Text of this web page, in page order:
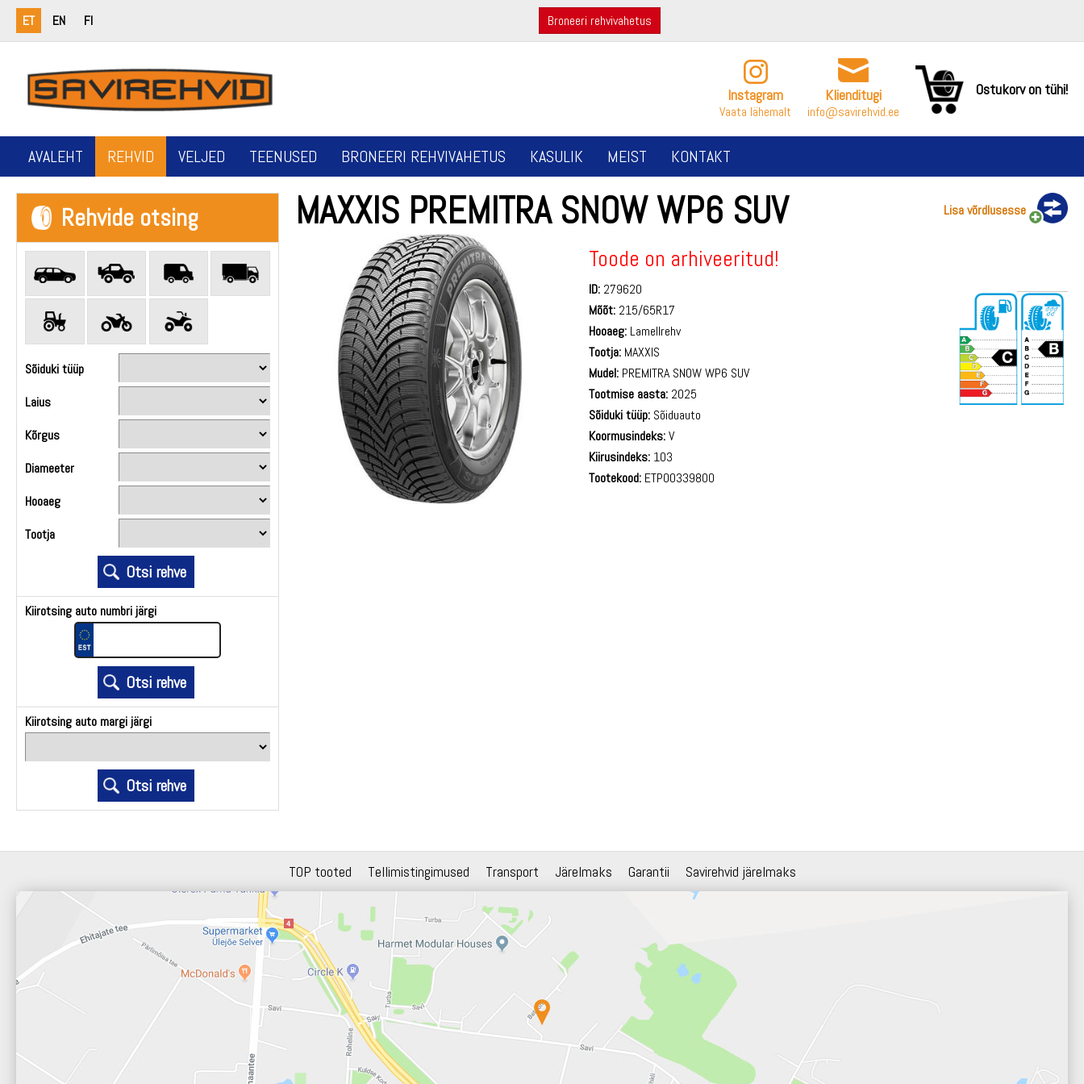
ET EN FI Broneeri rehvivahetus
Instagram
Vaata lähemalt
Klienditugi
info@savirehvid.ee
Ostukorv on tühi!
AVALEHT REHVID VELJED TEENUSED BRONEERI REHVIVAHETUS KASULIK MEIST KONTAKT
Rehvide otsing
Sõiduki tüüp
Laius
Kõrgus
Diameeter
Hooaeg
Tootja
Kiirotsing auto numbri järgi
Kiirotsing auto margi järgi
MAXXIS PREMITRA SNOW WP6 SUV Lisa võrdlusesse
Toode on arhiveeritud!
ID: 279620
Mõõt: 215/65R17
Hooaeg: Lamellrehv
Tootja: MAXXIS
Mudel: PREMITRA SNOW WP6 SUV
Tootmise aasta: 2025
Sõiduki tüüp: Sõiduauto
Koormusindeks:V
Kiirusindeks: 103
Tootekood: ETP00339800
TOP tooted Tellimistingimused Transport Järelmaks Garantii Savirehvid järelmaks